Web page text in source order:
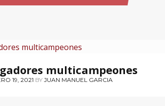
multicampeones
19, 2021 BY JUAN MANUEL GARCIA